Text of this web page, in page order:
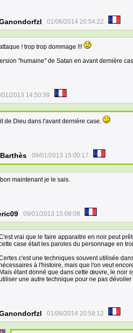
01/06/2014 20:54:22
! trop trop dommage !!!
"humaine" de Satan en avant dernière
01/2013 14:50:39
de Dieu dans l'avant dernière case.
09/01/2013 15:00:17
maintenant je le sais.
09/01/2013 15:08:08
vrai que le faire apparaitre en noir peut
case était les paroles du personnage en
c'est une techniques souvent utilisée
à l'histoire, mais que l'on veut
Mais étant donné que dans cette œuvre, le noir
une autre technique pour ne pas
01/06/2014 20:58:12